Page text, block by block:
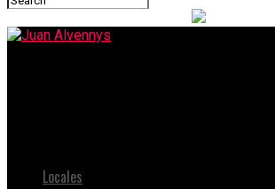
Locales